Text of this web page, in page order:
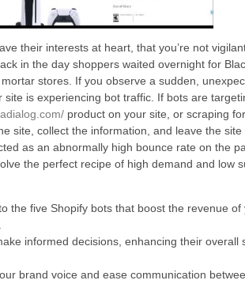
their interests at heart, that you’re not
in the day shoppers waited overnight for
stores. If you observe a sudden,
site is experiencing bot traffic. If bots are
product on your site, or scraping
site, collect the information, and leave the
as an abnormally high bounce rate on the
the perfect recipe of high demand and low
the five Shopify bots that boost the revenue of
informed decisions, enhancing their overall
brand voice and ease communication